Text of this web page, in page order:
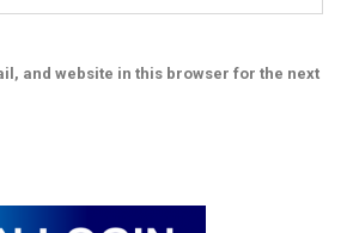
and website in this browser for the next